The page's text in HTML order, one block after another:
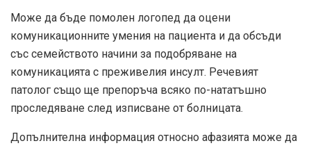
Може да бъде помолен логопед да оцени
комуникационните умения на пациента и да обсъди
със семейството начини за подобряване на
комуникацията с преживелия инсулт. Речевият
патолог също ще препоръча всяко по-нататъшно
проследяване след изписване от болницата.
Допълнителна информация относно афазията може да